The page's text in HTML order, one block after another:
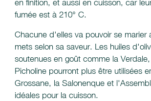
en finition, et aussi en cuisson, car
fumée est à 210° C.
Chacune d'elles va pouvoir se marier
mets selon sa saveur. Les huiles
soutenues en goût comme la
Picholine pourront plus être utilisées
Grossane, la Salonenque et
idéales pour la cuisson.